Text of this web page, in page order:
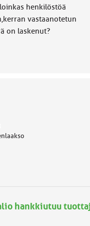
henkilöstöä
vastaanotetun
on laskenut?
hankkiutuu